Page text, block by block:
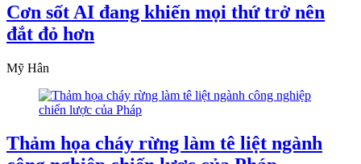
Cơn sốt AI đang khiến mọi thứ trở nên
đắt đỏ hơn
Mỹ Hân
Thảm họa cháy rừng làm tê liệt ngành